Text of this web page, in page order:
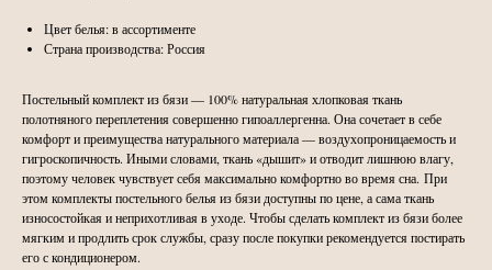
Цвет белья: в ассортименте
Страна производства: Россия
Постельный комплект из бязи — 100% натуральная хлопковая ткань
полотняного переплетения совершенно гипоаллергенна. Она сочетает в себе
комфорт и преимущества натурального материала — воздухопроницаемость и
гигроскопичность. Иными словами, ткань «дышит» и отводит лишнюю влагу,
поэтому человек чувствует себя максимально комфортно во время сна. При
этом комплекты постельного белья из бязи доступны по цене, а сама ткань
износостойкая и неприхотливая в уходе. Чтобы сделать комплект из бязи более
мягким и продлить срок службы, сразу после покупки рекомендуется постирать
его с кондиционером.